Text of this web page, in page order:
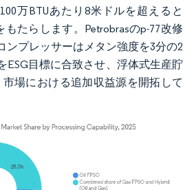
万BTUあたり8米ドルを超えると
もたらします。Petrobrasのp-77改修
ンプレッサーはメタン強度を3分の2
ESG目標に合致させ、浮体式生産貯
場における追加収益源を開拓して